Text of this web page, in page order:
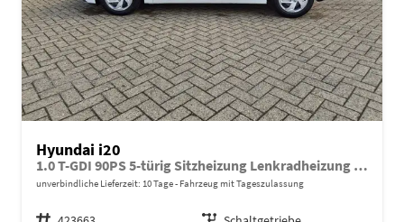
Hyundai i20
1.0 T-GDI 90PS 5-türig Sitzheizung Lenkradheizung Rückf.Kamera PDC Klima Apple CarPlay Android Auto Tempomat Touchscreen
unverbindliche Lieferzeit: 10 Tage Fahrzeug mit Tageszulassung